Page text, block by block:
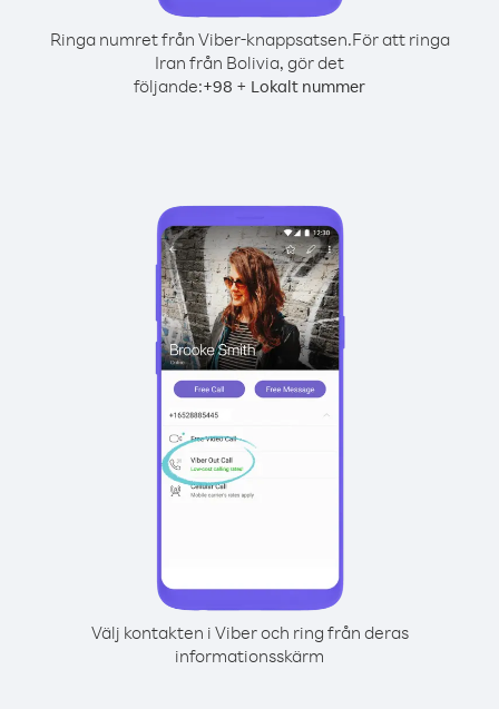
Ringa numret från Viber-knappsatsen.För att ringa
Iran från Bolivia, gör det
följande:+98 + Lokalt nummer
Välj kontakten i Viber och ring från deras
informationsskärm